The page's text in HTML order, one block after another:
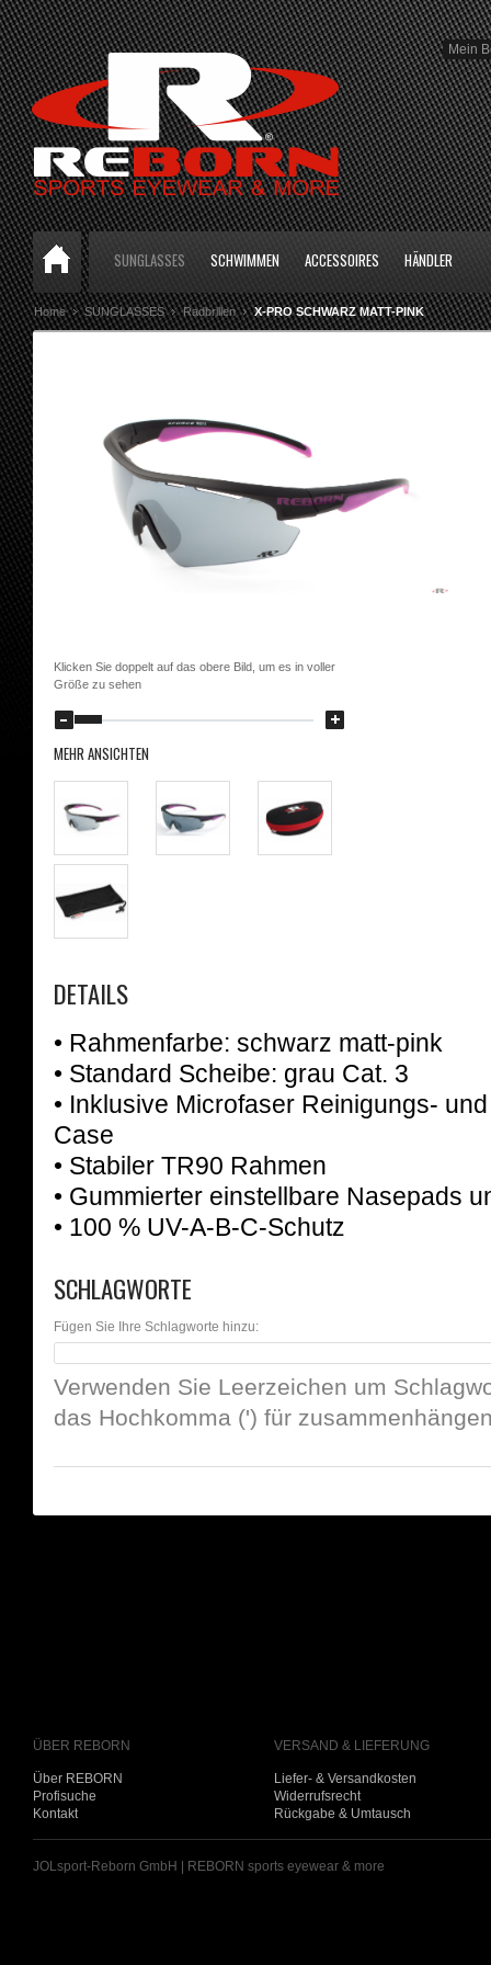
Mein
SUNGLASSES SCHWIMMEN ACCESSOIRES HÄNDLER
Home SUNGLASSES Radbrillen X-PRO SCHWARZ MATT-PINK
Klicken Sie doppelt auf das obere Bild, um es in voller
Größe zu sehen
MEHR ANSICHTEN
DETAILS
• Rahmenfarbe: schwarz matt-pink
• Standard Scheibe: grau Cat. 3
• Inklusive Microfaser Reinigungs-
Case
• Stabiler TR90 Rahmen
• Gummierter einstellbare Nasepads
• 100 % UV-A-B-C-Schutz
SCHLAGWORTE
Fügen Sie Ihre Schlagworte hinzu:
Verwenden Sie Leerzeichen um
das Hochkomma (') für
ÜBER REBORN VERSAND & LIEFERUNG
Über REBORN
Profisuche
Kontakt
Liefer- & Versandkosten
Widerrufsrecht
Rückgabe & Umtausch
JOLsport-Reborn GmbH | REBORN sports eyewear & more